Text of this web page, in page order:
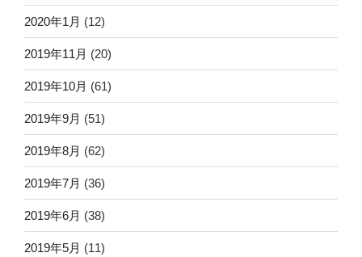
2020年1月 (12)
2019年11月 (20)
2019年10月 (61)
2019年9月 (51)
2019年8月 (62)
2019年7月 (36)
2019年6月 (38)
2019年5月 (11)